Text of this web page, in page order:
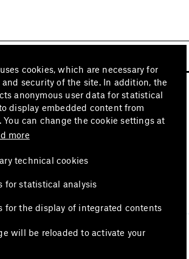
protection
Terms of use
on accessibility
an accessibility issue
cookies, which are necessary for
security of the site. In addition, the
anonymous user data for statistical
display embedded content from
You can change the cookie settings at
more
technical cookies
for statistical analysis
for the display of integrated contents
will be reloaded to activate your